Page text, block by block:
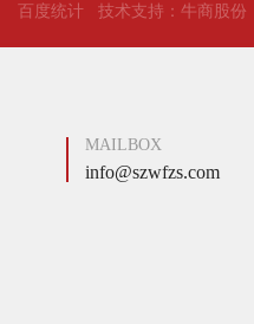
百度统计 技术支持：牛商股份
MAILBOX
info@szwfzs.com